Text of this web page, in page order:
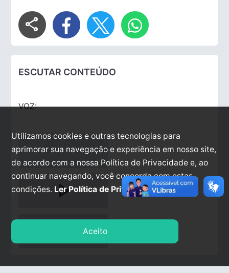
share
ESCUTAR CONTEÚDO
VOZ:
play_arrow
Utilizamos cookies e outras tecnologias para
aprimorar sua navegação e experiência em nosso site,
de acordo com a nossa Política de Privacidade e, ao
continuar navegando, você concorda com estas
condições. Ler Política de Privacidade.
Aceito